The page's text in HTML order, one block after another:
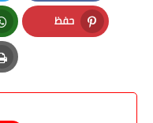
Facebook
حفظ
Pinterest